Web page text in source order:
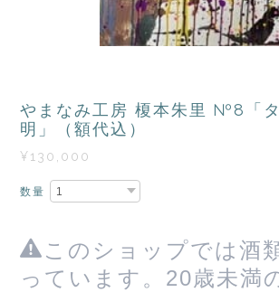
やまなみ工房 榎本朱里 №8「
明」（額代込）
¥130,000
数量
このショップでは酒
っています。20歳未満